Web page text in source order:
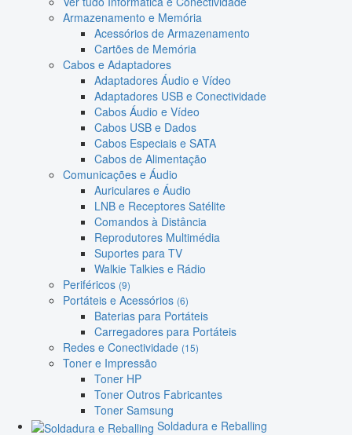
Armazenamento e Memória
Acessórios de Armazenamento
Cartões de Memória
Cabos e Adaptadores
Adaptadores Áudio e Vídeo
Adaptadores USB e Conectividade
Cabos Áudio e Vídeo
Cabos USB e Dados
Cabos Especiais e SATA
Cabos de Alimentação
Comunicações e Áudio
Auriculares e Áudio
LNB e Receptores Satélite
Comandos à Distância
Reprodutores Multimédia
Suportes para TV
Walkie Talkies e Rádio
Periféricos (9)
Portáteis e Acessórios (6)
Baterias para Portáteis
Carregadores para Portáteis
Redes e Conectividade (15)
Toner e Impressão
Toner HP
Toner Outros Fabricantes
Toner Samsung
Soldadura e Reballing